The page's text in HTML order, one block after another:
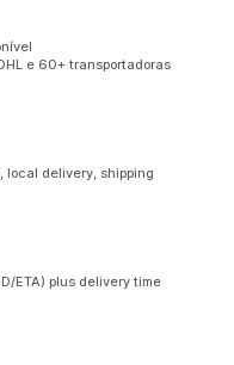
e 60+ transportadoras
local delivery, shipping
ETA) plus delivery time